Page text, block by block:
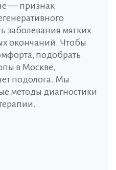
— признак
заболевания мягких
окончаний. Чтобы
подобрать
в Москве,
подолога. Мы
методы диагностики